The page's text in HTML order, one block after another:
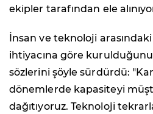
ekipler tarafından ele
İnsan ve teknoloji
ihtiyacına göre
sözlerini şöyle sürdürdü:
dönemlerde kapasiteyi
dağıtıyoruz. Teknoloji